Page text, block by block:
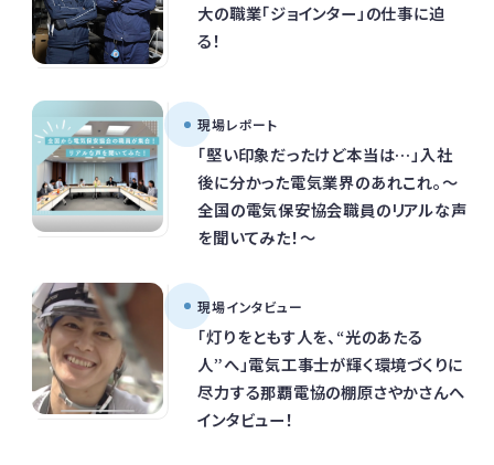
大の職業「ジョインター」の仕事に迫
る！
現場レポート
「堅い印象だったけど本当は…」入社
後に分かった電気業界のあれこれ。～
全国の電気保安協会職員のリアルな声
を聞いてみた！～
現場インタビュー
「灯りをともす人を、“光のあたる
人”へ」電気工事士が輝く環境づくりに
尽力する那覇電協の棚原さやかさんへ
インタビュー！